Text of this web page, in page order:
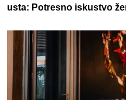
usta: Potresno iskustvo